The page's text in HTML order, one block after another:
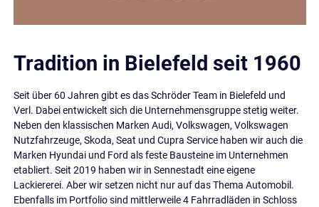
Tradition in Bielefeld seit 1960
Seit über 60 Jahren gibt es das Schröder Team in Bielefeld und
Verl. Dabei entwickelt sich die Unternehmensgruppe stetig weiter.
Neben den klassischen Marken Audi, Volkswagen, Volkswagen
Nutzfahrzeuge, Skoda, Seat und Cupra Service haben wir auch die
Marken Hyundai und Ford als feste Bausteine im Unternehmen
etabliert. Seit 2019 haben wir in Sennestadt eine eigene
Lackiererei. Aber wir setzen nicht nur auf das Thema Automobil.
Ebenfalls im Portfolio sind mittlerweile 4 Fahrradläden in Schloss